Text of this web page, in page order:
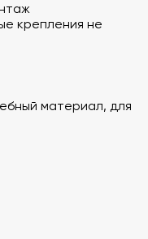
крепления не
материал, для